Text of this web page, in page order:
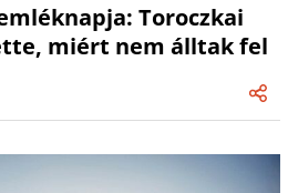
Toroczkai
miért nem álltak fel